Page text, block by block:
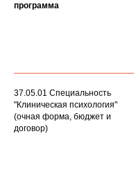
программа
37.05.01 Специальность
"Клиническая психология"
(очная форма, бюджет и
договор)